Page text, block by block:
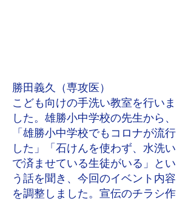
勝田義久（専攻医）
こども向けの手洗い教室を行いま
した。雄勝小中学校の先生から、
「雄勝小中学校でもコロナが流行
した」「石けんを使わず、水洗い
で済ませている生徒がいる」とい
う話を聞き、今回のイベント内容
を調整しました。宣伝のチラシ作